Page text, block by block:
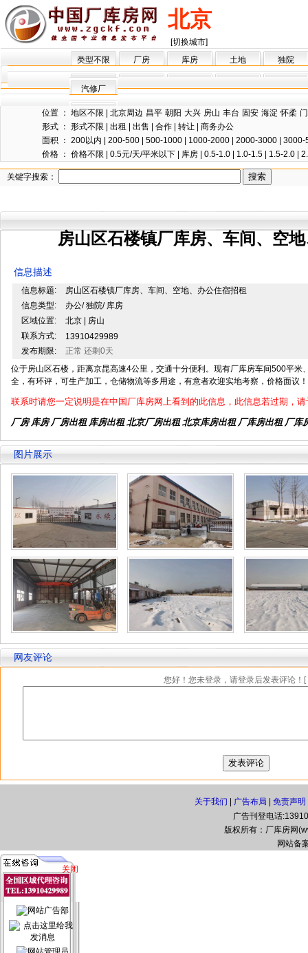
北京
[切换城市]
类型不限
厂房 库房 土地 独院
汽修厂
位置 ： 地区不限 北京周边 昌平 朝阳 大兴 房山 丰台 固安 海淀 怀柔
形式 ： 形式不限 出租 出售 合作 转让
商务办公
面积 ： 200以内 200-500 500-1000 1000-2000 2000-3000
3000-
价格 ： 价格不限 0.5元/天/平米以下 库房 0.5-1.0 1.0-1.5 1.5-2.0
关键字搜索：
房山区石楼镇厂库房、车间、空
信息描述
信息标题:
房山区石楼镇厂库房、车间、空地、办公住宿招租
信息类型:
办公/ 独院/ 库房
区域位置:
北京 | 房山
联系方式:
13910429989
发布期限:
正常 还剩0天
位于房山区石楼，距离京昆高速4公里，交通十分便利。现有厂库房车间500平
全，有环评，可生产加工，仓储物流等多用途，有意者欢迎实地考察，价格面议！
联系时请您一定说明是在中国厂库房网上看到的此信息，此信息若过期，
厂房 库房 厂房出租 库房出租 北京厂房出租 北京库房出租 厂库房出租 厂库
图片展示
网友评论
您好！您未登录，请登录后发表评论！[
关于我们 广告布局 免责声明
广告刊登电话
版权所有：厂库房网
网站备
关闭